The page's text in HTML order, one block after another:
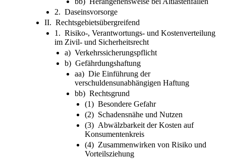
2. Daseinsvorsorge
II. Rechtsgebietsübergreifend
1. Risiko-, Verantwortungs- und Kostenverteilung
im Zivil- und Sicherheitsrecht
a) Verkehrssicherungspflicht
b) Gefährdungshaftung
aa) Die Einführung der
verschuldensunabhängigen Haftung
bb) Rechtsgrund
(1) Besondere Gefahr
(2) Schadensnähe und Nutzen
(3) Abwälzbarkeit der Kosten auf
Konsumentenkreis
(4) Zusammenwirken von Risiko und
Vorteilsziehung